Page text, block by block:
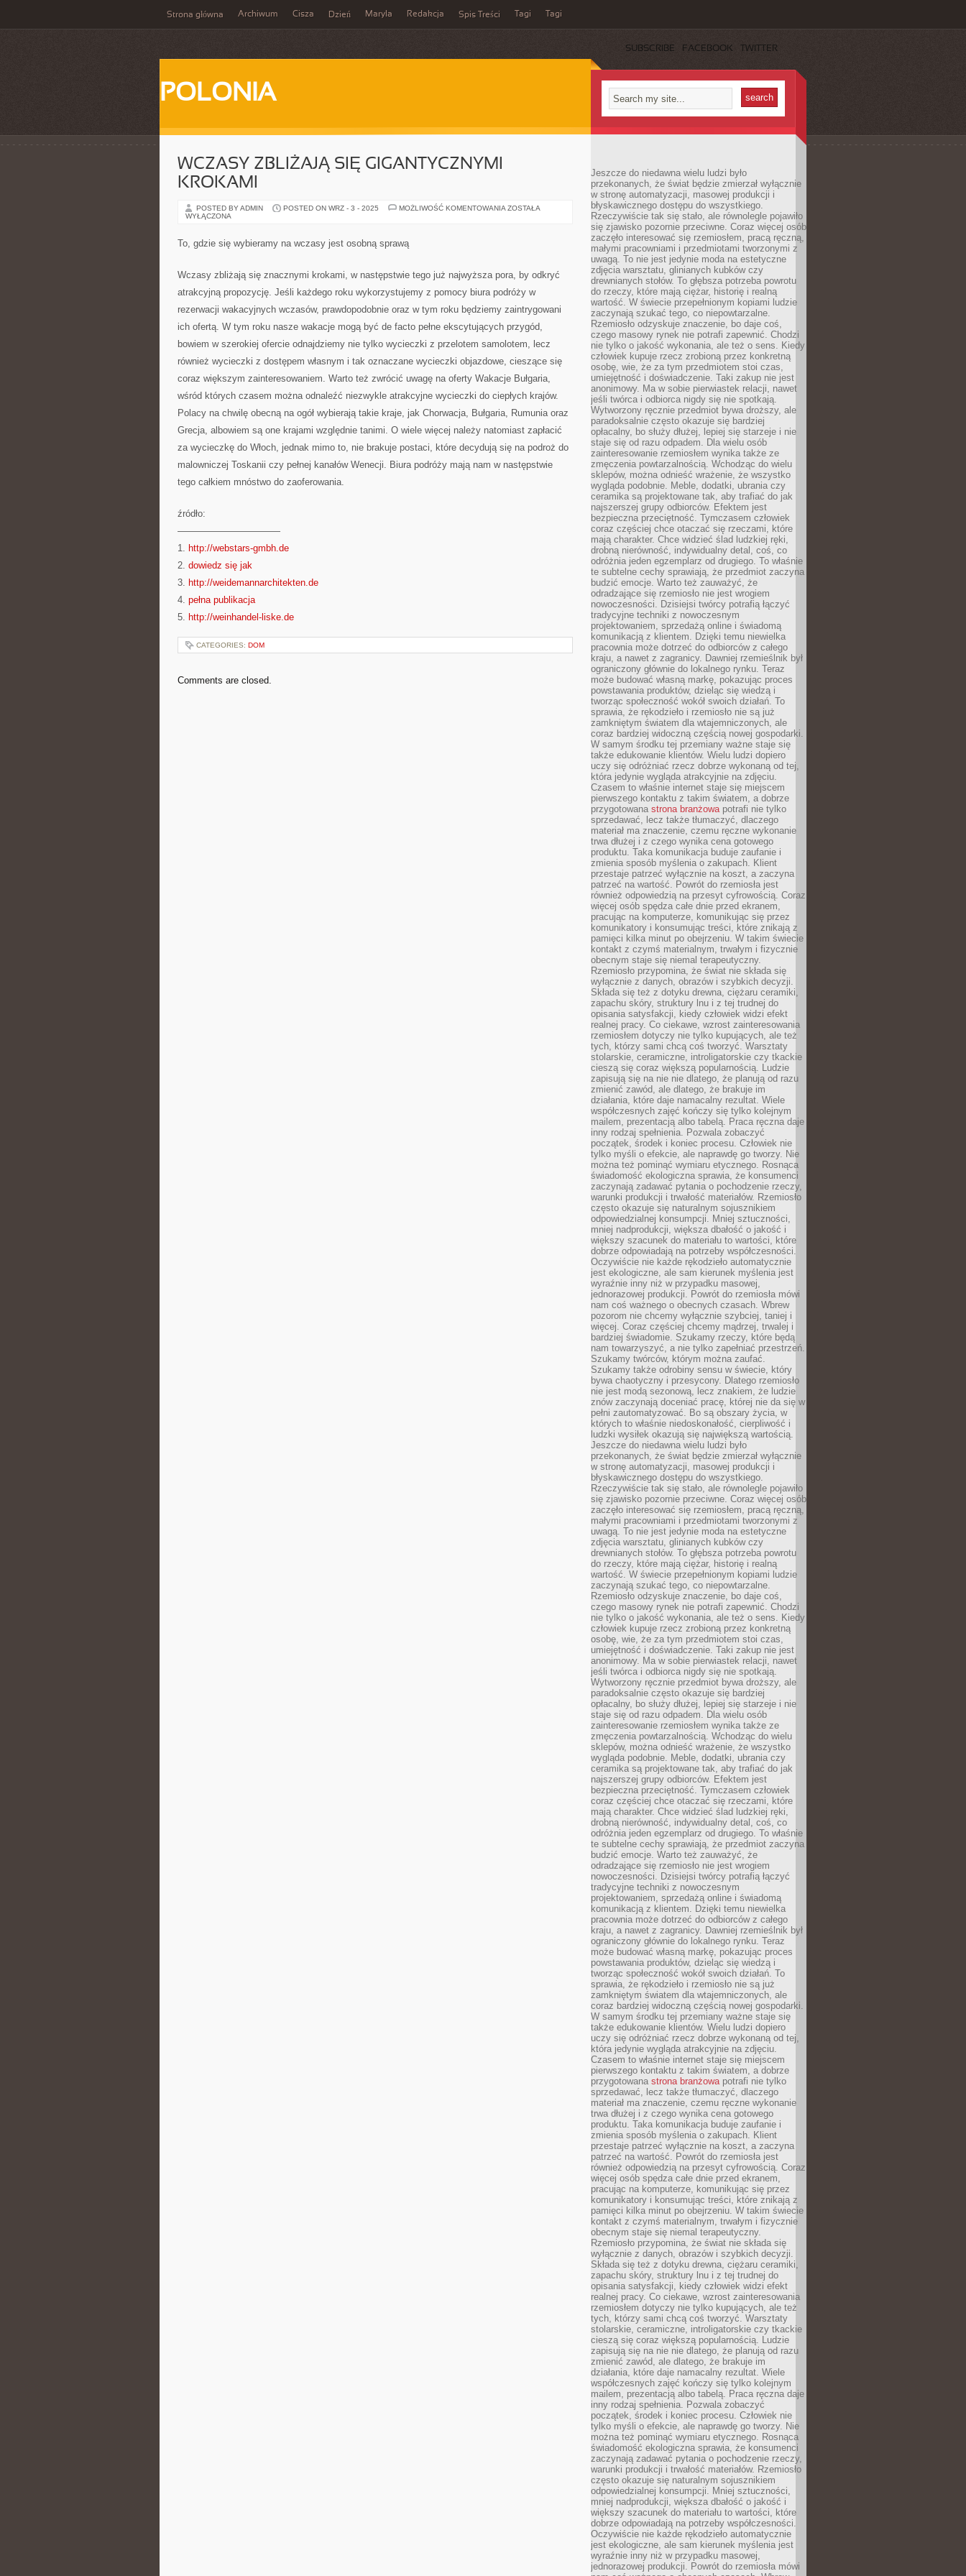
Strona główna Archiwum Cisza Dzień Maryla Redakcja Spis Treści Tagi Tagi
SUBSCRIBE FACEBOOK TWITTER
POLONIA
WCZASY ZBLIŻAJĄ SIĘ GIGANTYCZNYMI
KROKAMI
POSTED BY ADMIN POSTED ON WRZ - 3 - 2025 MOŻLIWOŚĆ KOMENTOWANIA WCZASY
ZOSTAŁA
WYŁĄCZONA
To, gdzie się wybieramy na wczasy jest osobną sprawą
Wczasy zbliżają się znacznymi krokami, w następstwie tego już najwyższa pora, by odkryć
atrakcyjną propozycję. Jeśli każdego roku wykorzystujemy z pomocy biura podróży w
rezerwacji wakacyjnych wczasów, prawdopodobnie oraz w tym roku będziemy zaintrygowani
ich ofertą. W tym roku nasze wakacje mogą być de facto pełne ekscytujących przygód,
bowiem w szerokiej ofercie odnajdziemy nie tylko wycieczki z przelotem samolotem, lecz
również wycieczki z dostępem własnym i tak oznaczane wycieczki objazdowe, cieszące się
coraz większym zainteresowaniem. Warto też zwrócić uwagę na oferty Wakacje Bułgaria,
wśród których czasem można odnaleźć niezwykle atrakcyjne wycieczki do ciepłych krajów.
Polacy na chwilę obecną na ogół wybierają takie kraje, jak Chorwacja, Bułgaria, Rumunia oraz
Grecja, albowiem są one krajami względnie tanimi. O wiele więcej należy natomiast zapłacić
za wycieczkę do Włoch, jednak mimo to, nie brakuje postaci, które decydują się na podroż do
malowniczej Toskanii czy pełnej kanałów Wenecji. Biura podróży mają nam w następstwie
tego całkiem mnóstwo do zaoferowania.
źródło:
———————————
1. http://webstars-gmbh.de
2. dowiedz się jak
3. http://weidemannarchitekten.de
4. pełna publikacja
5. http://weinhandel-liske.de
CATEGORIES: DOM
Comments are closed.
Jeszcze do niedawna wielu ludzi było
przekonanych, że świat będzie zmierzał wyłącznie
w stronę automatyzacji, masowej produkcji i
błyskawicznego dostępu do wszystkiego.
Rzeczywiście tak się stało, ale równolegle pojawiło
się zjawisko pozornie przeciwne. Coraz więcej osób
zaczęło interesować się rzemiosłem, pracą ręczną,
małymi pracowniami i przedmiotami tworzonymi z
uwagą. To nie jest jedynie moda na estetyczne
zdjęcia warsztatu, glinianych kubków czy
drewnianych stołów. To głębsza potrzeba powrotu
do rzeczy, które mają ciężar, historię i realną
wartość. W świecie przepełnionym kopiami ludzie
zaczynają szukać tego, co niepowtarzalne.
Rzemiosło odzyskuje znaczenie, bo daje coś,
czego masowy rynek nie potrafi zapewnić. Chodzi
nie tylko o jakość wykonania, ale też o sens. Kiedy
człowiek kupuje rzecz zrobioną przez konkretną
osobę, wie, że za tym przedmiotem stoi czas,
umiejętność i doświadczenie. Taki zakup nie jest
anonimowy. Ma w sobie pierwiastek relacji, nawet
jeśli twórca i odbiorca nigdy się nie spotkają.
Wytworzony ręcznie przedmiot bywa droższy, ale
paradoksalnie często okazuje się bardziej
opłacalny, bo służy dłużej, lepiej się starzeje i nie
staje się od razu odpadem. Dla wielu osób
zainteresowanie rzemiosłem wynika także ze
zmęczenia powtarzalnością. Wchodząc do wielu
sklepów, można odnieść wrażenie, że wszystko
wygląda podobnie. Meble, dodatki, ubrania czy
ceramika są projektowane tak, aby trafiać do jak
najszerszej grupy odbiorców. Efektem jest
bezpieczna przeciętność. Tymczasem człowiek
coraz częściej chce otaczać się rzeczami, które
mają charakter. Chce widzieć ślad ludzkiej ręki,
drobną nierówność, indywidualny detal, coś, co
odróżnia jeden egzemplarz od drugiego. To właśnie
te subtelne cechy sprawiają, że przedmiot zaczyna
budzić emocje. Warto też zauważyć, że
odradzające się rzemiosło nie jest wrogiem
nowoczesności. Dzisiejsi twórcy potrafią łączyć
tradycyjne techniki z nowoczesnym
projektowaniem, sprzedażą online i świadomą
komunikacją z klientem. Dzięki temu niewielka
pracownia może dotrzeć do odbiorców z całego
kraju, a nawet z zagranicy. Dawniej rzemieślnik był
ograniczony głównie do lokalnego rynku. Teraz
może budować własną markę, pokazując proces
powstawania produktów, dzieląc się wiedzą i
tworząc społeczność wokół swoich działań. To
sprawia, że rękodzieło i rzemiosło nie są już
zamkniętym światem dla wtajemniczonych, ale
coraz bardziej widoczną częścią nowej gospodarki.
W samym środku tej przemiany ważne staje się
także edukowanie klientów. Wielu ludzi dopiero
uczy się odróżniać rzecz dobrze wykonaną od tej,
która jedynie wygląda atrakcyjnie na zdjęciu.
Czasem to właśnie internet staje się miejscem
pierwszego kontaktu z takim światem, a dobrze
przygotowana strona branżowapotrafi nie tylko
sprzedawać, lecz także tłumaczyć, dlaczego
materiał ma znaczenie, czemu ręczne wykonanie
trwa dłużej i z czego wynika cena gotowego
produktu. Taka komunikacja buduje zaufanie i
zmienia sposób myślenia o zakupach. Klient
przestaje patrzeć wyłącznie na koszt, a zaczyna
patrzeć na wartość. Powrót do rzemiosła jest
również odpowiedzią na przesyt cyfrowością. Coraz
więcej osób spędza całe dnie przed ekranem,
pracując na komputerze, komunikując się przez
komunikatory i konsumując treści, które znikają z
pamięci kilka minut po obejrzeniu. W takim świecie
kontakt z czymś materialnym, trwałym i fizycznie
obecnym staje się niemal terapeutyczny.
Rzemiosło przypomina, że świat nie składa się
wyłącznie z danych, obrazów i szybkich decyzji.
Składa się też z dotyku drewna, ciężaru ceramiki,
zapachu skóry, struktury lnu i z tej trudnej do
opisania satysfakcji, kiedy człowiek widzi efekt
realnej pracy. Co ciekawe, wzrost zainteresowania
rzemiosłem dotyczy nie tylko kupujących, ale też
tych, którzy sami chcą coś tworzyć. Warsztaty
stolarskie, ceramiczne, introligatorskie czy tkackie
cieszą się coraz większą popularnością. Ludzie
zapisują się na nie nie dlatego, że planują od razu
zmienić zawód, ale dlatego, że brakuje im
działania, które daje namacalny rezultat. Wiele
współczesnych zajęć kończy się tylko kolejnym
mailem, prezentacją albo tabelą. Praca ręczna daje
inny rodzaj spełnienia. Pozwala zobaczyć
początek, środek i koniec procesu. Człowiek nie
tylko myśli o efekcie, ale naprawdę go tworzy. Nie
można też pominąć wymiaru etycznego. Rosnąca
świadomość ekologiczna sprawia, że konsumenci
zaczynają zadawać pytania o pochodzenie rzeczy,
warunki produkcji i trwałość materiałów. Rzemiosło
często okazuje się naturalnym sojusznikiem
odpowiedzialnej konsumpcji. Mniej sztuczności,
mniej nadprodukcji, większa dbałość o jakość i
większy szacunek do materiału to wartości, które
dobrze odpowiadają na potrzeby współczesności.
Oczywiście nie każde rękodzieło automatycznie
jest ekologiczne, ale sam kierunek myślenia jest
wyraźnie inny niż w przypadku masowej,
jednorazowej produkcji. Powrót do rzemiosła mówi
nam coś ważnego o obecnych czasach. Wbrew
pozorom nie chcemy wyłącznie szybciej, taniej i
więcej. Coraz częściej chcemy mądrzej, trwalej i
bardziej świadomie. Szukamy rzeczy, które będą
nam towarzyszyć, a nie tylko zapełniać przestrzeń.
Szukamy twórców, którym można zaufać.
Szukamy także odrobiny sensu w świecie, który
bywa chaotyczny i przesycony. Dlatego rzemiosło
nie jest modą sezonową, lecz znakiem, że ludzie
znów zaczynają doceniać pracę, której nie da się w
pełni zautomatyzować. Bo są obszary życia, w
których to właśnie niedoskonałość, cierpliwość i
ludzki wysiłek okazują się największą wartością.
Jeszcze do niedawna wielu ludzi było
przekonanych, że świat będzie zmierzał wyłącznie
w stronę automatyzacji, masowej produkcji i
błyskawicznego dostępu do wszystkiego.
Rzeczywiście tak się stało, ale równolegle pojawiło
się zjawisko pozornie przeciwne. Coraz więcej osób
zaczęło interesować się rzemiosłem, pracą ręczną,
małymi pracowniami i przedmiotami tworzonymi z
uwagą. To nie jest jedynie moda na estetyczne
zdjęcia warsztatu, glinianych kubków czy
drewnianych stołów. To głębsza potrzeba powrotu
do rzeczy, które mają ciężar, historię i realną
wartość. W świecie przepełnionym kopiami ludzie
zaczynają szukać tego, co niepowtarzalne.
Rzemiosło odzyskuje znaczenie, bo daje coś,
czego masowy rynek nie potrafi zapewnić. Chodzi
nie tylko o jakość wykonania, ale też o sens. Kiedy
człowiek kupuje rzecz zrobioną przez konkretną
osobę, wie, że za tym przedmiotem stoi czas,
umiejętność i doświadczenie. Taki zakup nie jest
anonimowy. Ma w sobie pierwiastek relacji, nawet
jeśli twórca i odbiorca nigdy się nie spotkają.
Wytworzony ręcznie przedmiot bywa droższy, ale
paradoksalnie często okazuje się bardziej
opłacalny, bo służy dłużej, lepiej się starzeje i nie
staje się od razu odpadem. Dla wielu osób
zainteresowanie rzemiosłem wynika także ze
zmęczenia powtarzalnością. Wchodząc do wielu
sklepów, można odnieść wrażenie, że wszystko
wygląda podobnie. Meble, dodatki, ubrania czy
ceramika są projektowane tak, aby trafiać do jak
najszerszej grupy odbiorców. Efektem jest
bezpieczna przeciętność. Tymczasem człowiek
coraz częściej chce otaczać się rzeczami, które
mają charakter. Chce widzieć ślad ludzkiej ręki,
drobną nierówność, indywidualny detal, coś, co
odróżnia jeden egzemplarz od drugiego. To właśnie
te subtelne cechy sprawiają, że przedmiot zaczyna
budzić emocje. Warto też zauważyć, że
odradzające się rzemiosło nie jest wrogiem
nowoczesności. Dzisiejsi twórcy potrafią łączyć
tradycyjne techniki z nowoczesnym
projektowaniem, sprzedażą online i świadomą
komunikacją z klientem. Dzięki temu niewielka
pracownia może dotrzeć do odbiorców z całego
kraju, a nawet z zagranicy. Dawniej rzemieślnik był
ograniczony głównie do lokalnego rynku. Teraz
może budować własną markę, pokazując proces
powstawania produktów, dzieląc się wiedzą i
tworząc społeczność wokół swoich działań. To
sprawia, że rękodzieło i rzemiosło nie są już
zamkniętym światem dla wtajemniczonych, ale
coraz bardziej widoczną częścią nowej gospodarki.
W samym środku tej przemiany ważne staje się
także edukowanie klientów. Wielu ludzi dopiero
uczy się odróżniać rzecz dobrze wykonaną od tej,
która jedynie wygląda atrakcyjnie na zdjęciu.
Czasem to właśnie internet staje się miejscem
pierwszego kontaktu z takim światem, a dobrze
przygotowana strona branżowapotrafi nie tylko
sprzedawać, lecz także tłumaczyć, dlaczego
materiał ma znaczenie, czemu ręczne wykonanie
trwa dłużej i z czego wynika cena gotowego
produktu. Taka komunikacja buduje zaufanie i
zmienia sposób myślenia o zakupach. Klient
przestaje patrzeć wyłącznie na koszt, a zaczyna
patrzeć na wartość. Powrót do rzemiosła jest
również odpowiedzią na przesyt cyfrowością. Coraz
więcej osób spędza całe dnie przed ekranem,
pracując na komputerze, komunikując się przez
komunikatory i konsumując treści, które znikają z
pamięci kilka minut po obejrzeniu. W takim świecie
kontakt z czymś materialnym, trwałym i fizycznie
obecnym staje się niemal terapeutyczny.
Rzemiosło przypomina, że świat nie składa się
wyłącznie z danych, obrazów i szybkich decyzji.
Składa się też z dotyku drewna, ciężaru ceramiki,
zapachu skóry, struktury lnu i z tej trudnej do
opisania satysfakcji, kiedy człowiek widzi efekt
realnej pracy. Co ciekawe, wzrost zainteresowania
rzemiosłem dotyczy nie tylko kupujących, ale też
tych, którzy sami chcą coś tworzyć. Warsztaty
stolarskie, ceramiczne, introligatorskie czy tkackie
cieszą się coraz większą popularnością. Ludzie
zapisują się na nie nie dlatego, że planują od razu
zmienić zawód, ale dlatego, że brakuje im
działania, które daje namacalny rezultat. Wiele
współczesnych zajęć kończy się tylko kolejnym
mailem, prezentacją albo tabelą. Praca ręczna daje
inny rodzaj spełnienia. Pozwala zobaczyć
początek, środek i koniec procesu. Człowiek nie
tylko myśli o efekcie, ale naprawdę go tworzy. Nie
można też pominąć wymiaru etycznego. Rosnąca
świadomość ekologiczna sprawia, że konsumenci
zaczynają zadawać pytania o pochodzenie rzeczy,
warunki produkcji i trwałość materiałów. Rzemiosło
często okazuje się naturalnym sojusznikiem
odpowiedzialnej konsumpcji. Mniej sztuczności,
mniej nadprodukcji, większa dbałość o jakość i
większy szacunek do materiału to wartości, które
dobrze odpowiadają na potrzeby współczesności.
Oczywiście nie każde rękodzieło automatycznie
jest ekologiczne, ale sam kierunek myślenia jest
wyraźnie inny niż w przypadku masowej,
jednorazowej produkcji. Powrót do rzemiosła mówi